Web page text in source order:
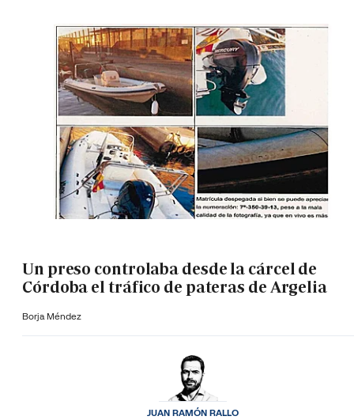
Un preso controlaba desde la cárcel de
Córdoba el tráfico de pateras de Argelia
Borja Méndez
JUAN RAMÓN RALLO